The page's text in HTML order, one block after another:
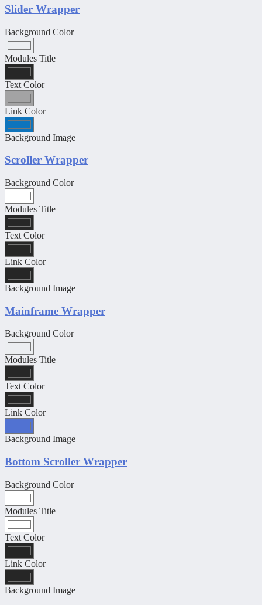
Slider Wrapper
Background Color
Modules Title
Text Color
Link Color
Background Image
Scroller Wrapper
Background Color
Modules Title
Text Color
Link Color
Background Image
Mainframe Wrapper
Background Color
Modules Title
Text Color
Link Color
Background Image
Bottom Scroller Wrapper
Background Color
Modules Title
Text Color
Link Color
Background Image